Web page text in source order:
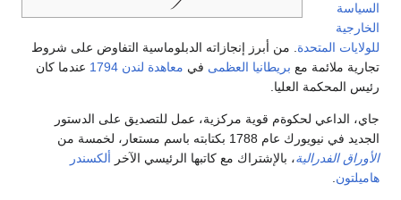
السياسة
الخارجية
للولايات المتحدة . من أبرز إنجازاته الدبلوماسية التفاوض على شروط
تجارية ملائمة مع بريطانيا العظمى في معاهدة لندن 1794
عندما كان
رئيس المحكمة العليا.
جاي، الداعي لحكوةم قوية مركزية، عمل للتصديق على الدستور
الجديد في نيويورك عام 1788 بكتابته باسم مستعار، لخمسة من
الأوراق الفدرالية، بالإشتراك مع كاتبها الرئيسي الآخر ألكسندر
هاميلتون